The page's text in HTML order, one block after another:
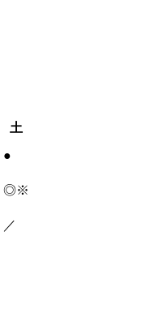
土
●
◎※
／